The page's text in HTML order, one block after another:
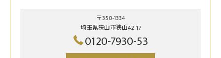
〒350-1334
埼玉県狭山市狭山42-17
0120-7930-53